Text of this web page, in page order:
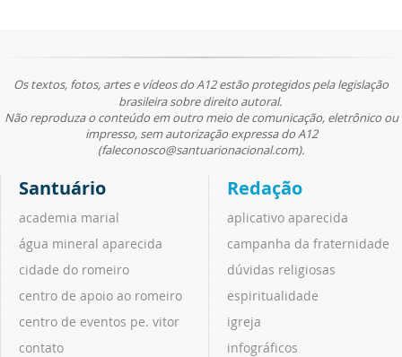
Os textos, fotos, artes e vídeos do A12 estão protegidos pela legislação
brasileira sobre direito autoral.
Não reproduza o conteúdo em outro meio de comunicação, eletrônico ou
impresso, sem autorização expressa do A12
(faleconosco@santuarionacional.com).
Santuário
academia marial
água mineral aparecida
cidade do romeiro
centro de apoio ao romeiro
centro de eventos pe. vitor
contato
Redação
aplicativo aparecida
campanha da fraternidade
dúvidas religiosas
espiritualidade
igreja
infográficos